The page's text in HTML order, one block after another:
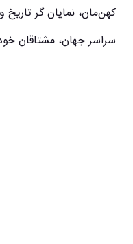
کهن‌مان، نمایان گر
سراسر جهان، مشتاقان خود